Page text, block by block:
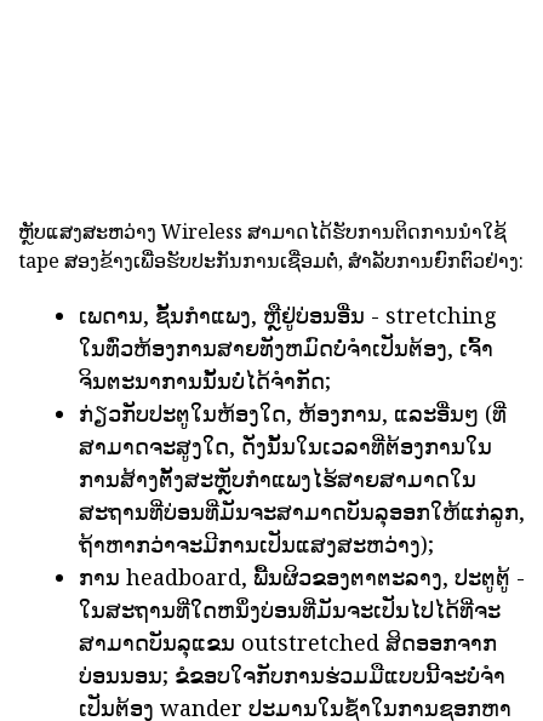
ຫຼັບແສງສະຫວ່າງ Wireless ສາມາດໄດ້ຮັບການຕິດການນໍາໃຊ້
tape ສອງຂ້າງເພື່ອຮັບປະກັນການເຊື່ອມຕໍ່, ສໍາລັບການຍົກຕົວຢ່າງ:
ເພດານ, ຊັ້ນກໍາແພງ, ຫຼືຢູ່ບ່ອນອື່ນ - stretching
ໃນທົ່ວຫ້ອງການສາຍທັງຫມົດບໍ່ຈໍາເປັນຕ້ອງ, ເຈົ້າ
ຈິນຕະນາການນັ້ນບໍ່ໄດ້ຈໍາກັດ;
ກ່ຽວກັບປະຕູໃນຫ້ອງໃດ, ຫ້ອງການ, ແລະອື່ນໆ (ທີ່
ສາມາດຈະສູງໃດ, ດັ່ງນັ້ນໃນເວລາທີ່ຕ້ອງການໃນ
ການສ້າງຕັ້ງສະຫຼັບກໍາແພງໄຮ້ສາຍສາມາດໃນ
ສະຖານທີ່ບ່ອນທີ່ມັນຈະສາມາດບັນລຸອອກໃຫ້ແກ່ລູກ,
ຖ້າຫາກວ່າຈະມີການເປັນແສງສະຫວ່າງ);
ການ headboard, ພື້ນຜິວຂອງຕາຕະລາງ, ປະຕູຕູ້ -
ໃນສະຖານທີ່ໃດຫນຶ່ງບ່ອນທີ່ມັນຈະເປັນໄປໄດ້ທີ່ຈະ
ສາມາດບັນລຸແຂນ outstretched ສິດອອກຈາກ
ບ່ອນນອນ; ຂໍຂອບໃຈກັບການຮ່ວມມືແບບນີ້ຈະບໍ່ຈໍາ
ເປັນຕ້ອງ wander ປະມານໃນຊ້ໍາໃນການຊອກຫາ